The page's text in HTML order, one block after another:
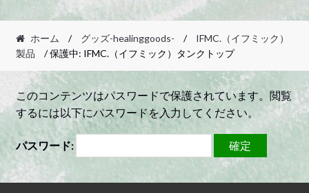
ホーム / グッズ-healinggoods- /
IFMC.（イフミック）
製品
/ 保護中: IFMC.（イフミック）タンクトップ
このコンテンツはパスワードで保護されています。閲覧
するには以下にパスワードを入力してください。
パスワード: